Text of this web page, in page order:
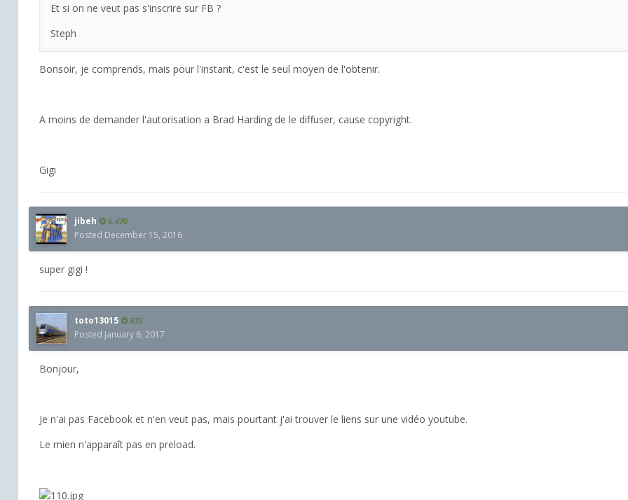
Et si on ne veut pas s'inscrire sur FB ?
Steph
Bonsoir, je comprends, mais pour l'instant, c'est le seul moyen de l'obtenir.
A moins de demander l'autorisation a Brad Harding de le diffuser, cause copyright.
Gigi
jibeh 5,470
Posted December 15, 2016
super gigi !
toto13015 672
Posted January 6, 2017
Bonjour,
Je n'ai pas Facebook et n'en veut pas, mais pourtant j'ai trouver le liens sur une vidéo youtube.
Le mien n'apparaît pas en preload.